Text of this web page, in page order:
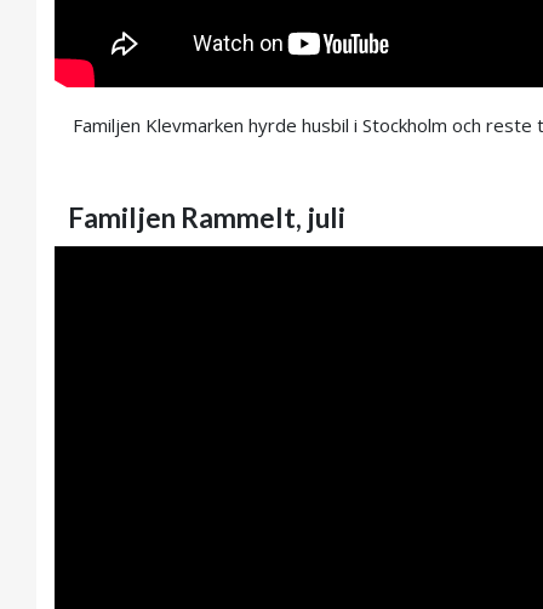
Familjen Klevmarken hyrde husbil i Stockholm och
Familjen Rammelt, juli